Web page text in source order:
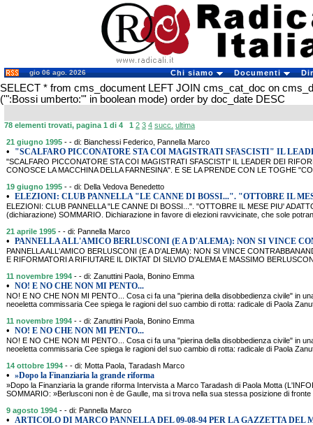
gio 06 ago. 2026 Chi siamo Documenti
SELECT * from cms_document LEFT JOIN cms_cat_doc on
('":Bossi umberto:"' in boolean mode) order by doc_date DESC
78 elementi trovati, pagina 1 di 4 1 2 3 4 succ. ultima
21 giugno 1995 - - di: Bianchessi Federico, Pannella Marco
• "SCALFARO PICCONATORE STA COI MAGISTRATI SFASCISTI" IL
"SCALFARO PICCONATORE STA COI MAGISTRATI SFASCISTI" IL LEADER DEI
CONOSCE LA MACCHINA DELLA FARNESINA". E SE LA PRENDE CON LE TOGHE
19 giugno 1995 - - di: Della Vedova Benedetto
• ELEZIONI: CLUB PANNELLA "LE CANNE DI BOSSI...". "OTTOBRE IL
ELEZIONI: CLUB PANNELLA "LE CANNE DI BOSSI...". "OTTOBRE IL MESE PIU'
(dichiarazione) SOMMARIO. Dichiarazione in favore di elezioni ravvicinate, che sole
21 aprile 1995 - - di: Pannella Marco
• PANNELLA ALL'AMICO BERLUSCONI (E A D'ALEMA): NON SI VINCE
PANNELLA ALL'AMICO BERLUSCONI (E A D'ALEMA): NON SI VINCE
E RIFORMATORI A RIFIUTARE IL DIKTAT DI SILVIO D'ALEMA E MASSIMO
11 novembre 1994 - - di: Zanuttini Paola, Bonino Emma
• NO! E NO CHE NON MI PENTO...
NO! E NO CHE NON MI PENTO... Cosa ci fa una "pierina della disobbedienza civile" in
neoeletta commissaria Cee spiega le ragioni del suo cambio di rotta: radicale di Paola
11 novembre 1994 - - di: Zanuttini Paola, Bonino Emma
• NO! E NO CHE NON MI PENTO...
NO! E NO CHE NON MI PENTO... Cosa ci fa una "pierina della disobbedienza civile" in
neoeletta commissaria Cee spiega le ragioni del suo cambio di rotta: radicale di Paola
14 ottobre 1994 - - di: Motta Paola, Taradash Marco
• »Dopo la Finanziaria la grande riforma
»Dopo la Finanziaria la grande riforma Intervista a Marco Taradash di Paola Motta
SOMMARIO: »Berlusconi non è de Gaulle, ma si trova nella sua stessa posizione di
9 agosto 1994 - - di: Pannella Marco
• ARTICOLO DI MARCO PANNELLA DEL 09-08-94 PER LA GAZZETTA DEL